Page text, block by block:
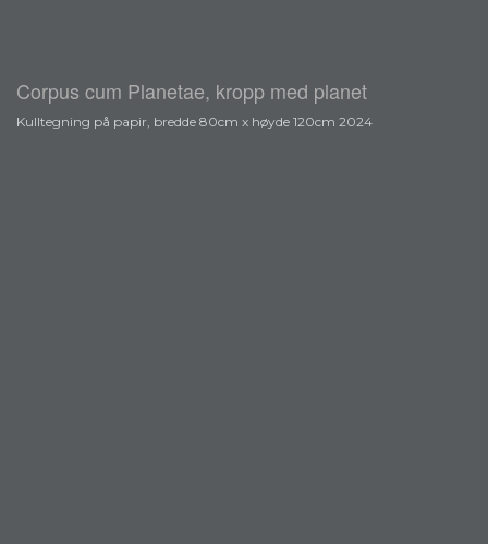
Corpus cum Planetae, kropp med planet
Kulltegning på papir, bredde 80cm x høyde 120cm 2024